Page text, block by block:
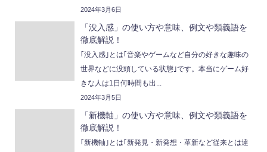
2024年3月6日
「没入感」の使い方や意味、例文や類義語を
徹底解説！
｢没入感｣とは｢音楽やゲームなど自分の好きな趣味の
世界などに没頭している状態｣です。本当にゲーム好
きな人は1日何時間も出...
2024年3月5日
「新機軸」の使い方や意味、例文や類義語を
徹底解説！
｢新機軸｣とは｢新発見・新発想・革新など従来とは違